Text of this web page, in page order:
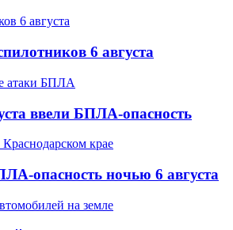
6 августа
ввели БПЛА-опасность
опасность ночью 6 августа